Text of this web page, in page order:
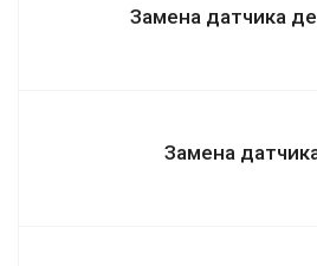
Замена датчика
Замена